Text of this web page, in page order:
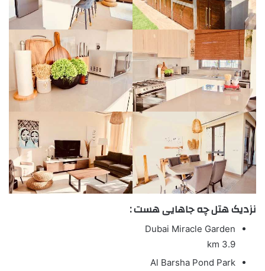
نزدیک هتل چه جاهایی هست :
Dubai Miracle Garden
3.9 km
Al Barsha Pond Park